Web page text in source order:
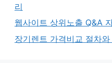
리
웹사이트 상위노출 Q&A
장기렌트 가격비교 절차